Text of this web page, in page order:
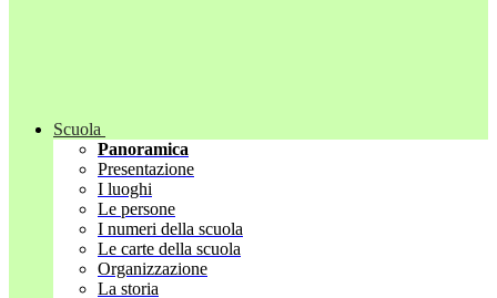
Scuola
Panoramica
Presentazione
I luoghi
Le persone
I numeri della scuola
Le carte della scuola
Organizzazione
La storia